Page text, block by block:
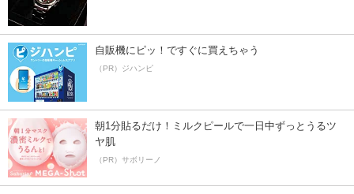
自販機にピッ！ですぐに買えちゃう
（PR）ジハンピ
朝1分貼るだけ！ミルクピールで一日中ずっとうるツ
ヤ肌
（PR）サボリーノ